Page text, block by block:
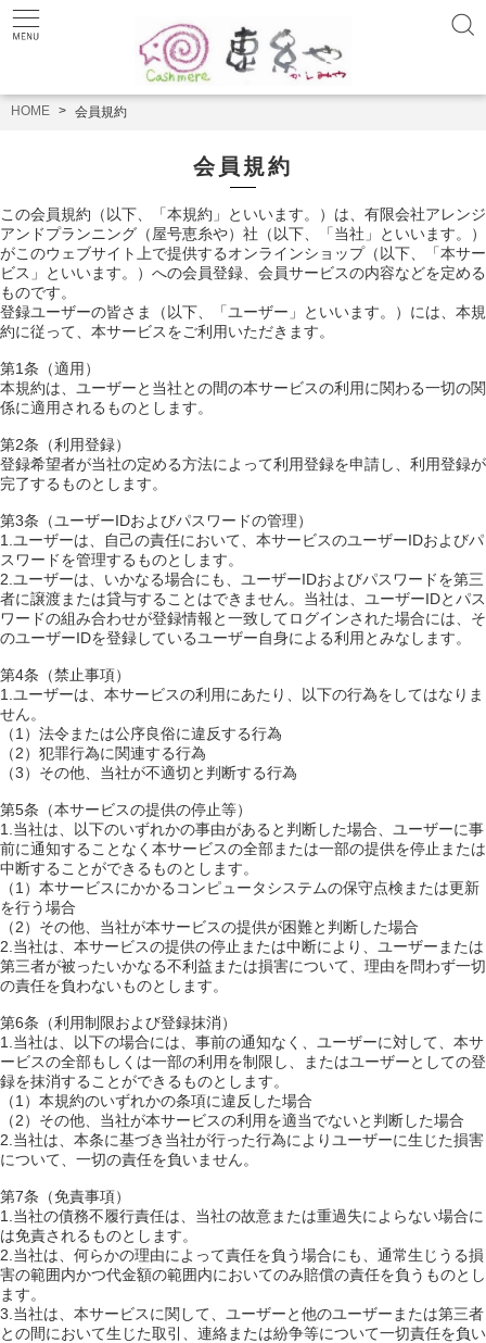
HOME 会員規約
会員規約
この会員規約（以下、「本規約」といいます。）は、有限会社アレンジ
アンドプランニング（屋号恵糸や）社（以下、「当社」といいます。）
がこのウェブサイト上で提供するオンラインショップ（以下、「本サー
ビス」といいます。）への会員登録、会員サービスの内容などを定める
ものです。
登録ユーザーの皆さま（以下、「ユーザー」といいます。）には、本規
約に従って、本サービスをご利用いただきます。
第1条（適用）
本規約は、ユーザーと当社との間の本サービスの利用に関わる一切の関
係に適用されるものとします。
第2条（利用登録）
登録希望者が当社の定める方法によって利用登録を申請し、利用登録が
完了するものとします。
第3条（ユーザーIDおよびパスワードの管理）
1.ユーザーは、自己の責任において、本サービスのユーザーIDおよびパ
スワードを管理するものとします。
2.ユーザーは、いかなる場合にも、ユーザーIDおよびパスワードを第三
者に譲渡または貸与することはできません。当社は、ユーザーIDとパス
ワードの組み合わせが登録情報と一致してログインされた場合には、そ
のユーザーIDを登録しているユーザー自身による利用とみなします。
第4条（禁止事項）
1.ユーザーは、本サービスの利用にあたり、以下の行為をしてはなりま
せん。
（1）法令または公序良俗に違反する行為
（2）犯罪行為に関連する行為
（3）その他、当社が不適切と判断する行為
第5条（本サービスの提供の停止等）
1.当社は、以下のいずれかの事由があると判断した場合、ユーザーに事
前に通知することなく本サービスの全部または一部の提供を停止または
中断することができるものとします。
（1）本サービスにかかるコンピュータシステムの保守点検または更新
を行う場合
（2）その他、当社が本サービスの提供が困難と判断した場合
2.当社は、本サービスの提供の停止または中断により、ユーザーまたは
第三者が被ったいかなる不利益または損害について、理由を問わず一切
の責任を負わないものとします。
第6条（利用制限および登録抹消）
1.当社は、以下の場合には、事前の通知なく、ユーザーに対して、本サ
ービスの全部もしくは一部の利用を制限し、またはユーザーとしての登
録を抹消することができるものとします。
（1）本規約のいずれかの条項に違反した場合
（2）その他、当社が本サービスの利用を適当でないと判断した場合
2.当社は、本条に基づき当社が行った行為によりユーザーに生じた損害
について、一切の責任を負いません。
第7条（免責事項）
1.当社の債務不履行責任は、当社の故意または重過失によらない場合に
は免責されるものとします。
2.当社は、何らかの理由によって責任を負う場合にも、通常生じうる損
害の範囲内かつ代金額の範囲内においてのみ賠償の責任を負うものとし
ます。
3.当社は、本サービスに関して、ユーザーと他のユーザーまたは第三者
との間において生じた取引、連絡または紛争等について一切責任を負い